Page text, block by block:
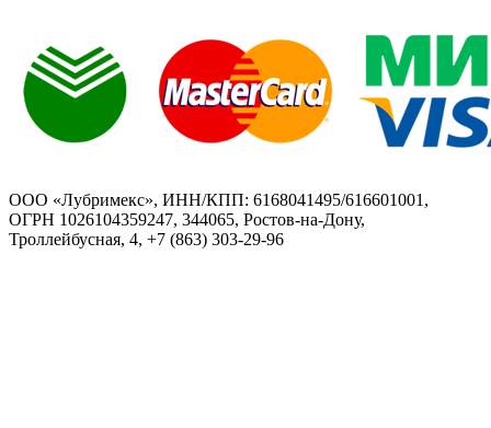
ООО «Лубримекс», ИНН/КПП: 6168041495/616601001,
ОГРН 1026104359247, 344065, Ростов-на-Дону,
Троллейбусная, 4, +7 (863) 303-29-96